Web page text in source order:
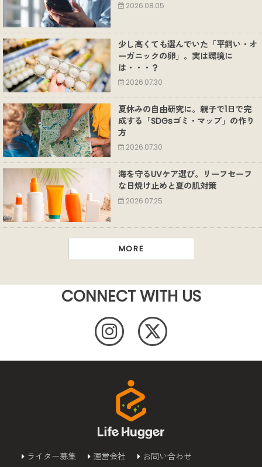
2026.08.05
少し高くても選んでいた「平飼い・オ
ーガニックの卵」。実は環境に
は・・・？
2026.07.30
夏休みの自由研究に。親子で1日で完
成する「SDGsゴミ・マップ」の作り
方
2026.07.30
海を守るUVケア選び。リーフセーフ
な日焼け止めと夏の肌対策
2026.07.25
MORE
CONNECT WITH US
ライター募集 運営会社
お問い合わせ